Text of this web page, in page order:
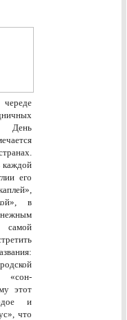
День
каждой
его
в
самой
«сон-
этот
и
что